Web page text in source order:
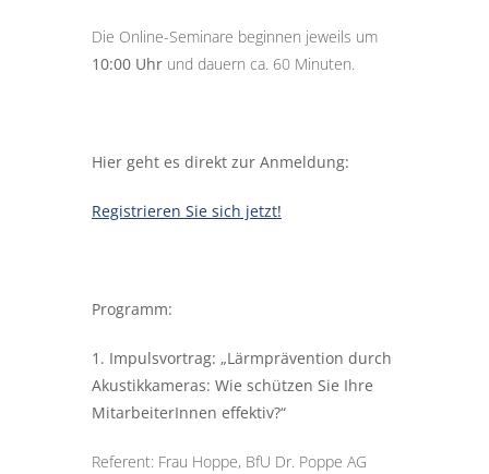
Die Online-Seminare beginnen jeweils um
10:00 Uhr und dauern ca. 60 Minuten.
Hier geht es direkt zur Anmeldung:
Registrieren Sie sich jetzt!
Programm:
1. Impulsvortrag: „Lärmprävention durch
Akustikkameras: Wie schützen Sie Ihre
MitarbeiterInnen effektiv?“
Referent: Frau Hoppe, BfU Dr. Poppe AG